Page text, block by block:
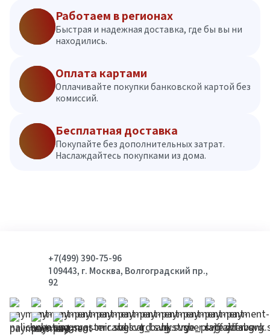
Работаем в регионах
Быстрая и надежная доставка, где бы вы ни
находились.
Оплата картами
Оплачивайте покупки банковской картой без
комиссий.
Бесплатная доставка
Покупайте без дополнительных затрат.
Наслаждайтесь покупками из дома.
+7(499) 390-75-96
109443, г. Москва, Волгоградский пр.,
92